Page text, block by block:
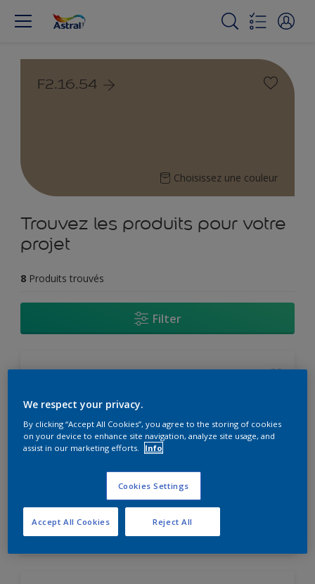
F2.16.54
Choisissez une couleur
Trouvez les produits pour votre
projet
8 Produits trouvés
Filter
Facile d'application
Micro Film Poreux de Peinture
Haute Opacité
Seulement disponible en magasin
We respect your privacy.
By clicking “Accept All Cookies”, you agree to the storing of cookies
on your device to enhance site navigation, analyze site usage, and
assist in our marketing efforts.
Info
Cookies Settings
Reject All
Accept All Cookies